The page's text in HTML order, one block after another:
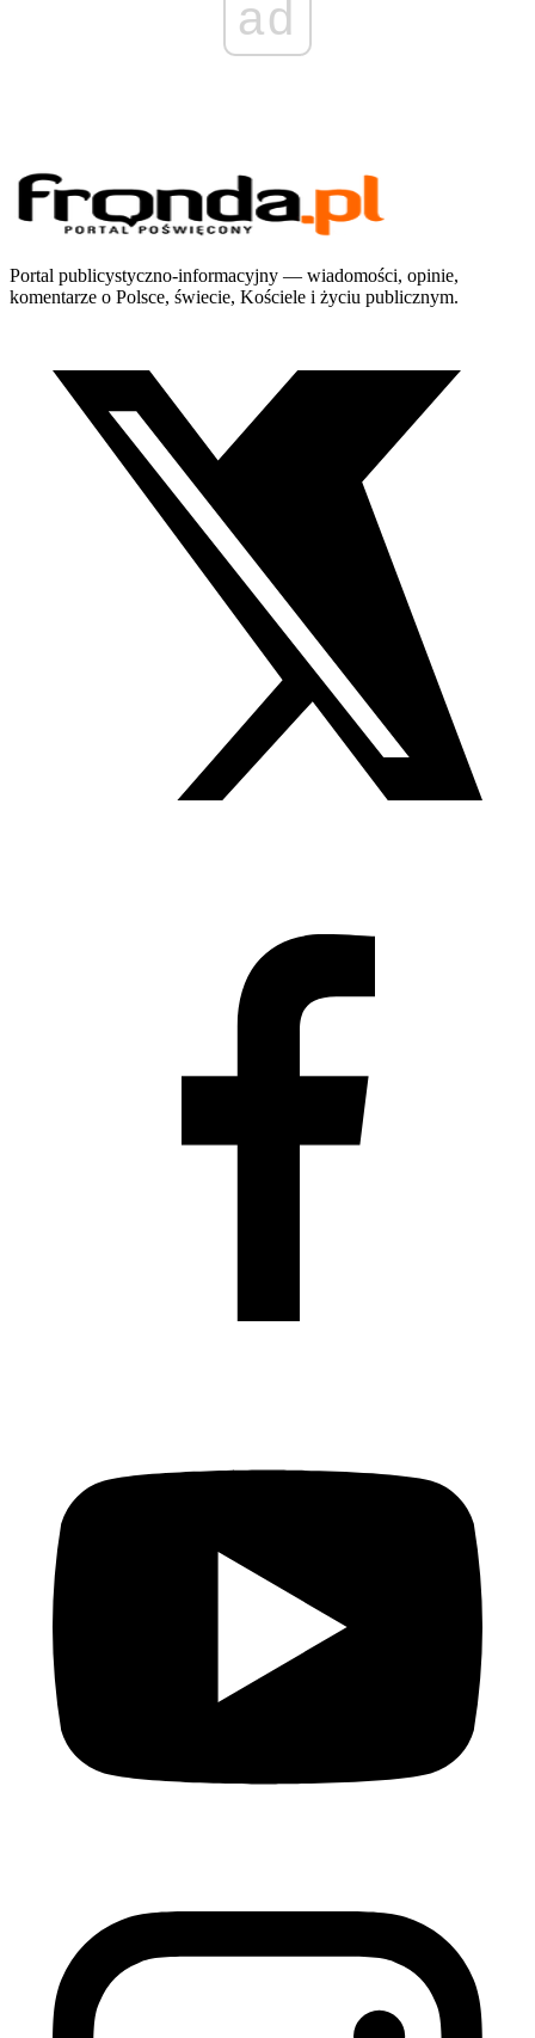
ad
Portal publicystyczno-informacyjny — wiadomości, opinie,
komentarze o Polsce, świecie, Kościele i życiu publicznym.